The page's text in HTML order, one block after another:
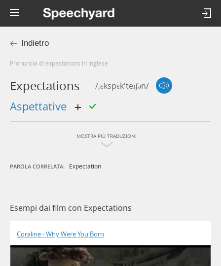
Indietro
Pronuncia di expectations in Inglese
Expectations /,ɛkspɛk'teɪʃən/
aspettative
MOSTRA PIÙ TRADUZIONI
PAROLA CORRELATA: Expectation
Esempi dai film con Expectations
Coraline - Why Were You Born